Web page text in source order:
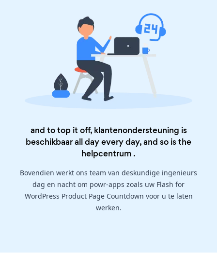
and to top it off, klantenondersteuning is
beschikbaar all day every day, and so is the
helpcentrum .
Bovendien werkt ons team van deskundige ingenieurs
dag en nacht om powr-apps zoals uw Flash for
WordPress Product Page Countdown voor u te laten
werken.